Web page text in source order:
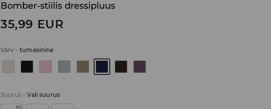
Bomber-stiilis dressipluus
35,99 EUR
Värv -tumesinine
Suurus-Vali suurus